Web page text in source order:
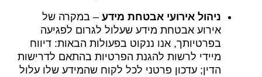
ניהול אירועי אבטחת מידע – במקרה של
אירוע אבטחת מידע שעלול לגרום לפגיעה
בפרטיותך, אנו ננקוט בפעולות הבאות: דיווח
מיידי לרשות להגנת הפרטיות בהתאם לדרישות
הדין; עדכון פרטני לכל לקוח שהמידע שלו עלול